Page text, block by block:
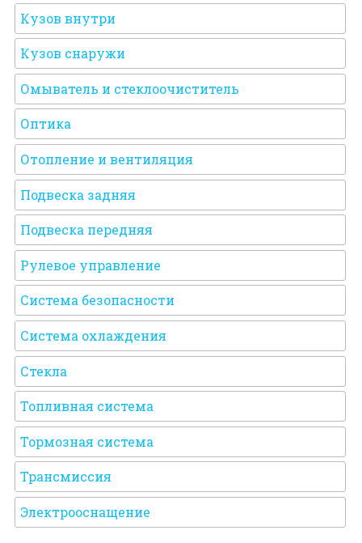
Кузов внутри
Кузов снаружи
Омыватель и стеклоочиститель
Оптика
Отопление и вентиляция
Подвеска задняя
Подвеска передняя
Рулевое управление
Система безопасности
Система охлаждения
Стекла
Топливная система
Тормозная система
Трансмиссия
Электрооснащение